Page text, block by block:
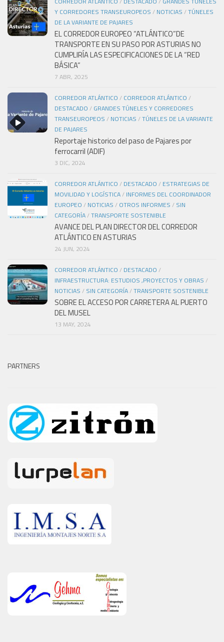
Y CORREDORES TRANSEUROPEOS / NOTICIAS /TÚNELES
DE LA VARIANTE DE PAJARES
EL CORREDOR EUROPEO “ATLÁNTICO”DE
TRANSPORTE EN SU PASO POR ASTURIAS NO
CUMPLIRÍA LAS ESPECIFICACIONES DE LA “RED
BÁSICA”
7 ABR, 2025
CORREDOR ATLÁNTICO / CORREDOR ATLÁNTICO /
DESTACADO / GRANDES TÚNELES Y CORREDORES
TRANSEUROPEOS / NOTICIAS /TÚNELES DE LA VARIANTE
DE PAJARES
Reportaje historico del paso de Pajares por
ferrocarril (ADIF)
3 DIC, 2024
CORREDOR ATLÁNTICO / DESTACADO / ESTRATEGIAS DE
MOVILIDAD Y LOGÍSTICA/ INFORMES DEL COORDINADOR
EUROPEO / NOTICIAS / OTROS INFORMES / SIN
CATEGORÍA/TRANSPORTE SOSTENIBLE
AVANCE DEL PLAN DIRECTOR DEL CORREDOR
ATLÁNTICO EN ASTURIAS
24 JUN, 2024
CORREDOR ATLÁNTICO / DESTACADO /
INFRAESTRUCTURA: ESTUDIOS ,PROYECTOS Y OBRAS /
NOTICIAS / SIN CATEGORÍA/TRANSPORTE SOSTENIBLE
SOBRE EL ACCESO POR CARRETERA AL PUERTO
DEL MUSEL
13 MAY, 2024
PARTNERS